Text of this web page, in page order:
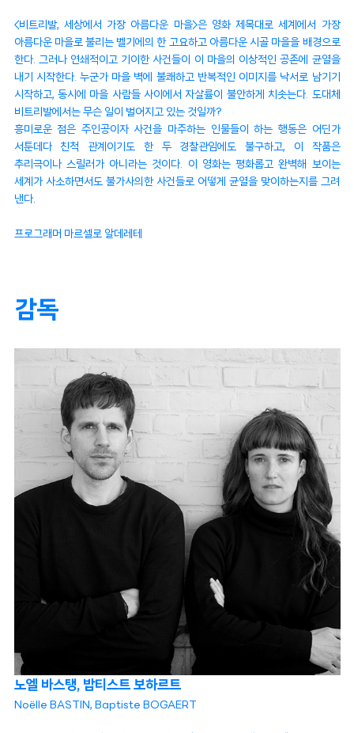
<비트리발, 세상에서 가장 아름다운 마을>은 영화 제목대로 세계에서 가장
아름다운 마을로 불리는 벨기에의 한 고요하고 아름다운 시골 마을을 배경으로
한다. 그러나 연쇄적이고 기이한 사건들이 이 마을의 이상적인 공존에 균열을
내기 시작한다. 누군가 마을 벽에 불쾌하고 반복적인 이미지를 낙서로 남기기
시작하고, 동시에 마을 사람들 사이에서 자살률이 불안하게 치솟는다. 도대체
비트리발에서는 무슨 일이 벌어지고 있는 것일까?
흥미로운 점은 주인공이자 사건을 마주하는 인물들이 하는 행동은 어딘가
서툰데다 친척 관계이기도 한 두 경찰관임에도 불구하고, 이 작품은
추리극이나 스릴러가 아니라는 것이다. 이 영화는 평화롭고 완벽해 보이는
세계가 사소하면서도 불가사의한 사건들로 어떻게 균열을 맞이하는지를 그려
낸다.
프로그래머 마르셀로 알데레테
감독
노엘 바스탱, 밥티스트 보하르트
Noëlle BASTIN, Baptiste BOGAERT